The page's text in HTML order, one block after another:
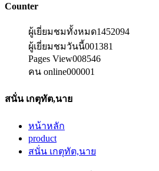
Counter
ผู้เยี่ยมชมทั้งหมด1452094
ผู้เยี่ยมชมวันนี้001381
Pages View008546
คน online000001
สนั่น เกตุทัต,นาย
หน้าหลัก
product
สนั่น เกตุทัต,นาย